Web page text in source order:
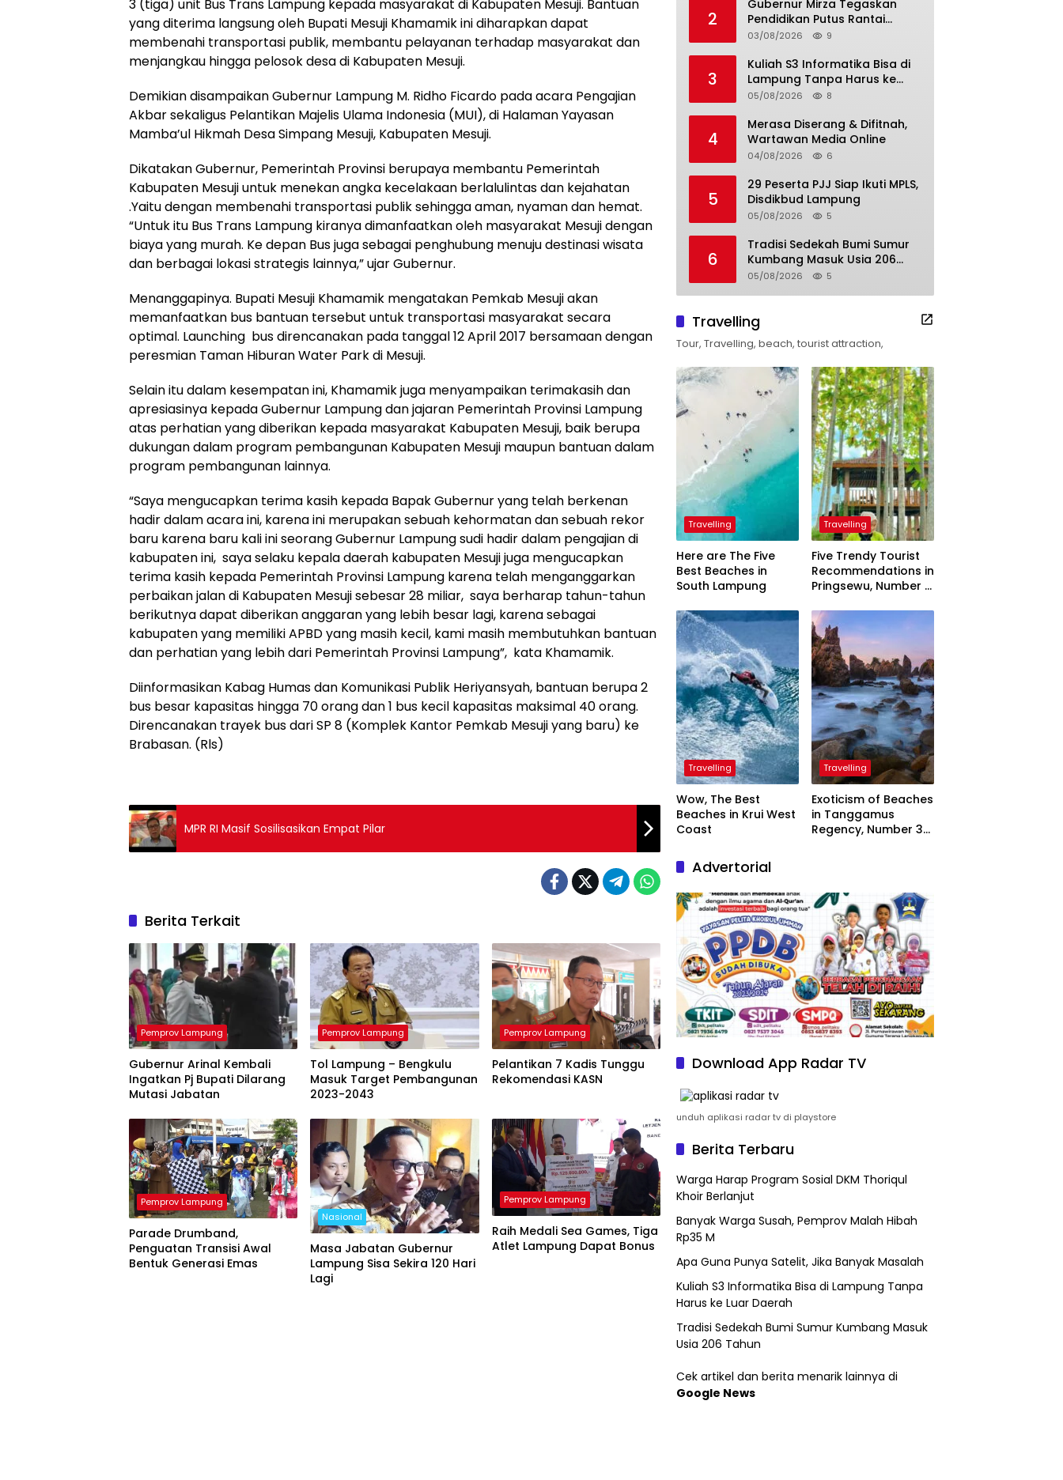
3 (tiga) unit Bus Trans Lampung kepada masyarakat di Kabupaten Mesuji. Bantuan
yang diterima langsung oleh Bupati Mesuji Khamamik ini diharapkan dapat
membenahi transportasi publik, membantu pelayanan terhadap masyarakat dan
menjangkau hingga pelosok desa di Kabupaten Mesuji.
Demikian disampaikan Gubernur Lampung M. Ridho Ficardo pada acara Pengajian
Akbar sekaligus Pelantikan Majelis Ulama Indonesia (MUI), di Halaman Yayasan
Mamba’ul Hikmah Desa Simpang Mesuji, Kabupaten Mesuji.
Dikatakan Gubernur, Pemerintah Provinsi berupaya membantu Pemerintah
Kabupaten Mesuji untuk menekan angka kecelakaan berlalulintas dan kejahatan
.Yaitu dengan membenahi transportasi publik sehingga aman, nyaman dan hemat.
“Untuk itu Bus Trans Lampung kiranya dimanfaatkan oleh masyarakat Mesuji dengan
biaya yang murah. Ke depan Bus juga sebagai penghubung menuju destinasi wisata
dan berbagai lokasi strategis lainnya,” ujar Gubernur.
Menanggapinya. Bupati Mesuji Khamamik mengatakan Pemkab Mesuji akan
memanfaatkan bus bantuan tersebut untuk transportasi masyarakat secara
optimal. Launching bus direncanakan pada tanggal 12 April 2017 bersamaan dengan
peresmian Taman Hiburan Water Park di Mesuji.
Selain itu dalam kesempatan ini, Khamamik juga menyampaikan terimakasih dan
apresiasinya kepada Gubernur Lampung dan jajaran Pemerintah Provinsi Lampung
atas perhatian yang diberikan kepada masyarakat Kabupaten Mesuji, baik berupa
dukungan dalam program pembangunan Kabupaten Mesuji maupun bantuan dalam
program pembangunan lainnya.
“Saya mengucapkan terima kasih kepada Bapak Gubernur yang telah berkenan
hadir dalam acara ini, karena ini merupakan sebuah kehormatan dan sebuah rekor
baru karena baru kali ini seorang Gubernur Lampung sudi hadir dalam pengajian di
kabupaten ini, saya selaku kepala daerah kabupaten Mesuji juga mengucapkan
terima kasih kepada Pemerintah Provinsi Lampung karena telah menganggarkan
perbaikan jalan di Kabupaten Mesuji sebesar 28 miliar, saya berharap tahun-tahun
berikutnya dapat diberikan anggaran yang lebih besar lagi, karena sebagai
kabupaten yang memiliki APBD yang masih kecil, kami masih membutuhkan bantuan
dan perhatian yang lebih dari Pemerintah Provinsi Lampung”, kata Khamamik.
Diinformasikan Kabag Humas dan Komunikasi Publik Heriyansyah, bantuan berupa 2
bus besar kapasitas hingga 70 orang dan 1 bus kecil kapasitas maksimal 40 orang.
Direncanakan trayek bus dari SP 8 (Komplek Kantor Pemkab Mesuji yang baru) ke
Brabasan. (Rls)
MPR RI Masif Sosilisasikan Empat Pilar
Berita Terkait
Pemprov Lampung
Gubernur Arinal Kembali
Ingatkan Pj Bupati Dilarang
Mutasi Jabatan
Pemprov Lampung
Tol Lampung – Bengkulu
Masuk Target Pembangunan
2023-2043
Pemprov Lampung
Pelantikan 7 Kadis Tunggu
Rekomendasi KASN
Pemprov Lampung
Parade Drumband,
Penguatan Transisi Awal
Bentuk Generasi Emas
Nasional
Masa Jabatan Gubernur
Lampung Sisa Sekira 120 Hari
Lagi
Pemprov Lampung
Raih Medali Sea Games, Tiga
Atlet Lampung Dapat Bonus
2
Gubernur Mirza Tegaskan
Pendidikan Putus Rantai
Kemiskinan
03/08/2026 9
3
Kuliah S3 Informatika Bisa di
Lampung Tanpa Harus ke
Luar Daerah
05/08/2026 8
4
Merasa Diserang & Difitnah,
Wartawan Media Online
04/08/2026 6
5
29 Peserta PJJ Siap Ikuti MPLS,
Disdikbud Lampung
05/08/2026 5
6
Tradisi Sedekah Bumi Sumur
Kumbang Masuk Usia 206
Tahun
05/08/2026 5
Travelling
Tour, Travelling, beach, tourist attraction,
Travelling
Here are The Five
Best Beaches in
South Lampung
Travelling
Five Trendy Tourist
Recommendations in
Pringsewu, Number 3
President
Travelling
Wow, The Best
Beaches in Krui West
Coast
Travelling
Exoticism of Beaches
in Tanggamus
Regency, Number 3
Advertorial
Download App Radar TV
unduh aplikasi radar tv di playstore
Berita Terbaru
Warga Harap Program Sosial DKM Thoriqul
Khoir Berlanjut
Banyak Warga Susah, Pemprov Malah Hibah
Rp35 M
Apa Guna Punya Satelit, Jika Banyak Masalah
Kuliah S3 Informatika Bisa di Lampung Tanpa
Harus ke Luar Daerah
Tradisi Sedekah Bumi Sumur Kumbang Masuk
Usia 206 Tahun
Cek artikel dan berita menarik lainnya di
Google News